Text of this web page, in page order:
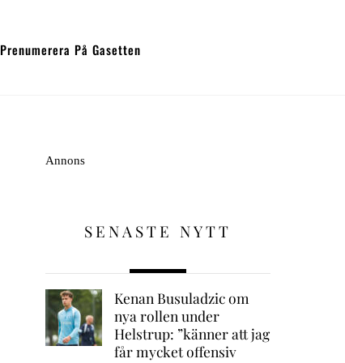
Prenumerera På Gasetten
Annons
SENASTE NYTT
Kenan Busuladzic om
nya rollen under
Helstrup: ”känner att jag
får mycket offensiv